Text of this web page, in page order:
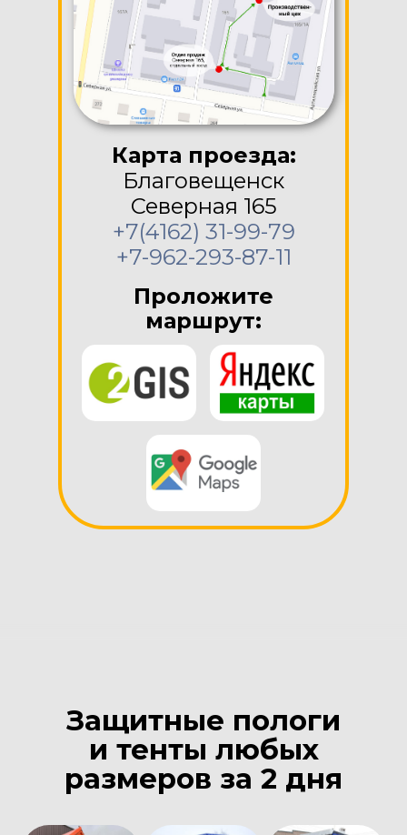
Карта проезда:
Благовещенск
Северная 165
+7(4162) 31-99-79
+7-962-293-87-11
Проложите
маршрут:
Защитные пологи
и тенты любых
размеров за 2 дня